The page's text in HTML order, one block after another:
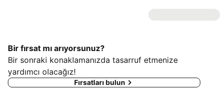
Bir fırsat mı arıyorsunuz?
Bir sonraki konaklamanızda tasarruf etmenize
yardımcı olacağız!
Fırsatları bulun